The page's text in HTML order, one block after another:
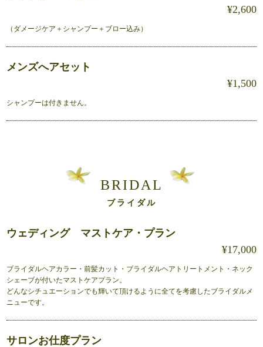
¥2,600
（ダメージケア＋シャンプー＋ブロー込み）
メンズへアセット
¥1,500
シャンプーは付きません。
BRIDAL
ブライダル
ウェディング マストケア・プラン
¥17,000
ブライダルヘアカラー・前髪カット・ブライダルヘアトリートメント・ネック
シェーブが付いたマストケアプラン。
どんなシチュエーションでも輝いて頂けるように全てを考慮したブライダルメ
ニューです。
サロンお仕度プラン